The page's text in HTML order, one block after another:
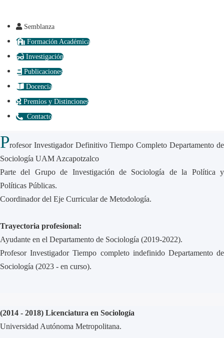
Semblanza
Formación Académica
Investigación
Publicaciones
Docencia
Premios y Distinciones
Contacto
Profesor Investigador Definitivo Tiempo Completo Departamento de
Sociología UAM Azcapotzalco
Parte del Grupo de Investigación de Sociología de la Política y
Políticas Públicas.
Coordinador del Eje Curricular de Metodología.
Trayectoria profesional:
Ayudante en el Departamento de Sociología (2019-2022).
Profesor Investigador Tiempo completo indefinido Departamento de
Sociología (2023 - en curso).
(2014 - 2018) Licenciatura en Sociología
Universidad Autónoma Metropolitana.